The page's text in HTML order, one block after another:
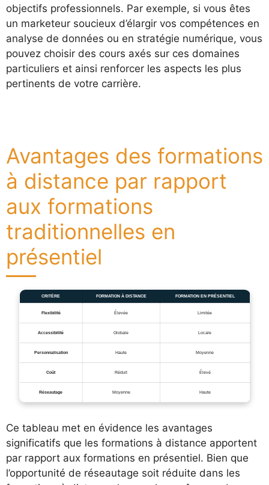
objectifs professionnels. Par exemple, si vous êtes
un marketeur soucieux d’élargir vos compétences en
analyse de données ou en stratégie numérique, vous
pouvez choisir des cours axés sur ces domaines
particuliers et ainsi renforcer les aspects les plus
pertinents de votre carrière.
Avantages des formations
à distance par rapport
aux formations
traditionnelles en
présentiel
CRITÈRE FORMATION À DISTANCE FORMATION EN PRÉSENTIEL
Flexibilité Élevée Limitée
Accessibilité Globale Locale
Personnalisation Haute Moyenne
Coût Réduit Élevé
Réseautage Moyenne Haute
Ce tableau met en évidence les avantages
significatifs que les formations à distance apportent
par rapport aux formations en présentiel. Bien que
l’opportunité de réseautage soit réduite dans les